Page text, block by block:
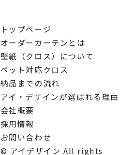
トップページ
オーダーカーテンとは
壁紙（クロス）について
ペット対応クロス
納品までの流れ
アイ・デザインが選ばれる理由
会社概要
採用情報
お問い合わせ
© アイデザイン All rights